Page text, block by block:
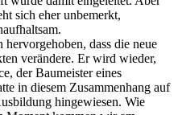
sich eher unbemerkt,
dass die neue
verändere. Er wird wieder,
der Baumeister eines
in diesem Zusammenhang auf
hingewiesen. Wie